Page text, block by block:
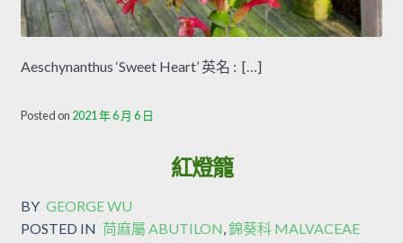
Aeschynanthus ‘Sweet Heart’ 英名 : […]
Posted on 2021 年 6 月 6 日
紅燈籠
BY GEORGE WU
POSTED IN 苘麻屬 ABUTILON ,錦葵科 MALVACEAE